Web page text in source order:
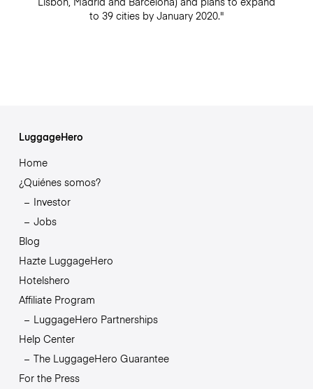
to 39 cities by January 2020."
LuggageHero
Home
¿Quiénes somos?
Investor
Jobs
Blog
Hazte LuggageHero
Hotelshero
Affiliate Program
LuggageHero Partnerships
Help Center
The LuggageHero Guarantee
For the Press